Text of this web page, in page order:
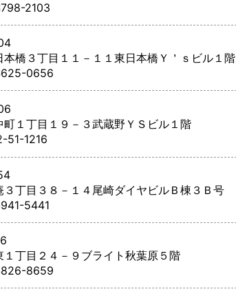
2103
本橋３丁目１１－１１東日本橋Ｙ＇ｓビル１階
0656
町１丁目１９－３武蔵野ＹＳビル１階
51-1216
３丁目３８－１４尾崎ダイヤビルＢ棟３Ｂ号
5441
１丁目２４－９ブライト秋葉原５階
8659